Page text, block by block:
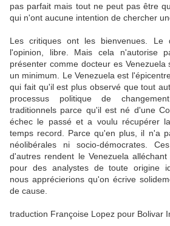
pas parfait mais tout ne peut pas être
qui n'ont aucune intention de chercher
Les critiques ont les bienvenues. Le
l'opinion, libre. Mais cela n'autorise
présenter comme docteur es
un minimum. Le Venezuela est
qui fait qu'il est plus observé que tout
processus politique de
traditionnels parce qu'il est né d'une
échec le passé et a voulu récupérer
temps record. Parce qu'en plus, il n'a
néolibérales ni socio-démocrates.
d'autres rendent le Venezuela
pour des analystes de toute origine
nous apprécierions qu'on écrive
de cause.
traduction Françoise Lopez pour Bolivar